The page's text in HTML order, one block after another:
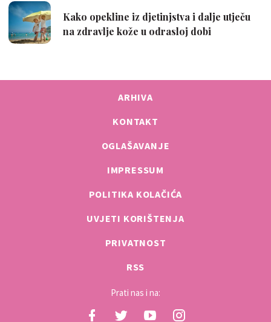
ARHIVA
KONTAKT
OGLAŠAVANJE
IMPRESSUM
POLITIKA KOLAČIĆA
UVJETI KORIŠTENJA
PRIVATNOST
RSS
Prati nas i na: